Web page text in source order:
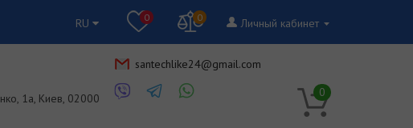
RU 0 0 Личный кабинет
1a, Киев, 02000
santechlike24@gmail.com
0